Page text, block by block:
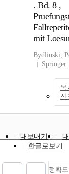
. Bd. 8 ,
mit
Bydlinski,
Springer
복
신
내보내기
한글로보기
정확